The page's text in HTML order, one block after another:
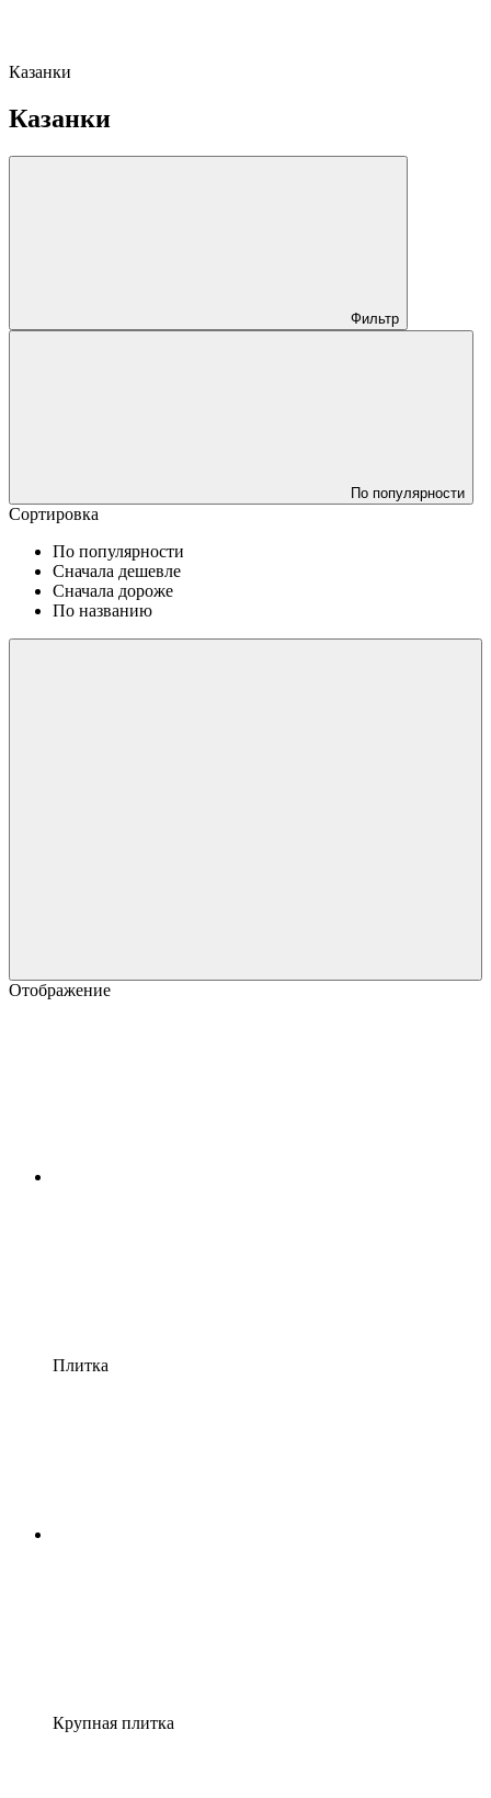
Казанки
Казанки
Фильтр
По популярности
Сортировка
По популярности
Сначала дешевле
Сначала дороже
По названию
Отображение
Плитка
Крупная плитка